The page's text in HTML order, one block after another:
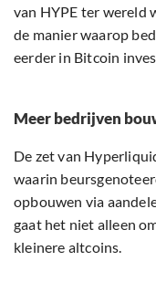
van HYPE ter wereld
de manier waarop
eerder in Bitcoin
Meer bedrijven
De zet van
waarin
opbouwen via
gaat het niet alleen
kleinere altcoins.